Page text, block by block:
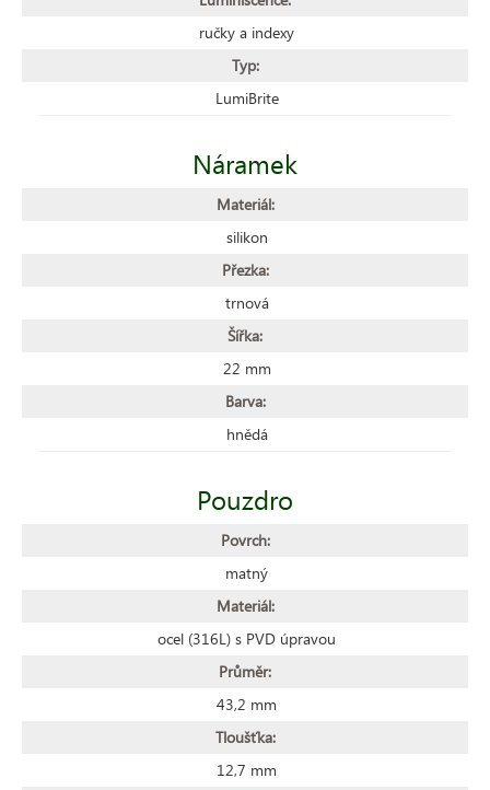
ručky a indexy
Typ:
LumiBrite
Náramek
Materiál:
silikon
Přezka:
trnová
Šířka:
22 mm
Barva:
hnědá
Pouzdro
Povrch:
matný
Materiál:
ocel (316L) s PVD úpravou
Průměr:
43,2 mm
Tloušťka:
12,7 mm